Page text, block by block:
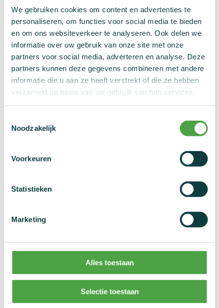
We gebruiken cookies om content en advertenties te
personaliseren, om functies voor social media te bieden
en om ons websiteverkeer te analyseren. Ook delen we
informatie over uw gebruik van onze site met onze
partners voor social media, adverteren en analyse. Deze
partners kunnen deze gegevens combineren met andere
informatie die u aan ze heeft verstrekt of die ze hebben
verzameld op basis van uw gebruik van hun services.
Noodzakelijk
Voorkeuren
Statistieken
Marketing
Alles toestaan
Selectie toestaan
Manipulatie van bloed en bloedcomponenten
Chemische en fysieke manipulatie
Genetische- en celdoping
Stoffen die binnen
wedstrijdverband verboden zijn
Narcotica
Glucocorticoïden
Stoffen die bij bepaalde
Bevat jouw geneesmiddel een
van de verboden stoffen?